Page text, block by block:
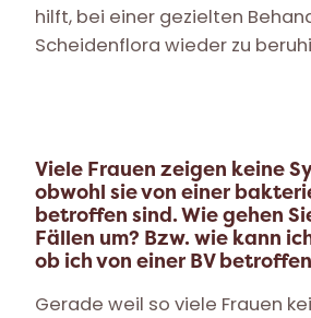
hilft, bei einer gezielten
Scheidenflora wieder zu
Viele Frauen zeigen keine
obwohl sie von einer
betroffen sind. Wie gehen
Fällen um? Bzw. wie kann
ob ich von einer BV
Gerade weil so viele Frauen